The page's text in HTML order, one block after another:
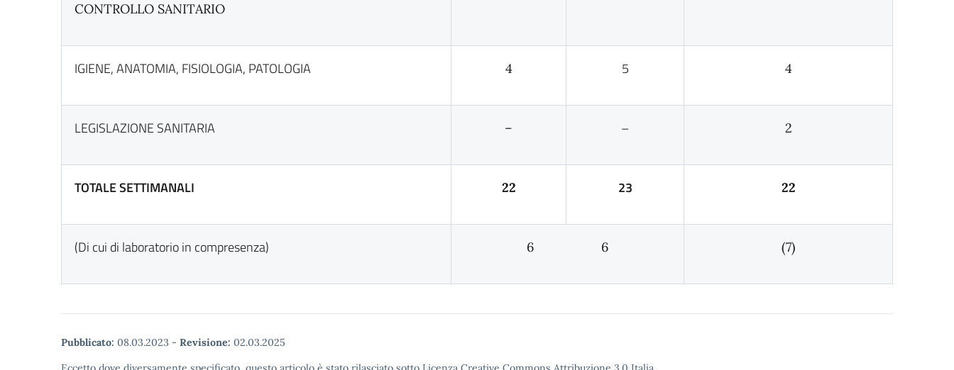
CONTROLLO SANITARIO
IGIENE, ANATOMIA, FISIOLOGIA, PATOLOGIA 4 5 4
LEGISLAZIONE SANITARIA – – 2
TOTALE SETTIMANALI 22 23 22
(Di cui di laboratorio in compresenza) 6 6 (7)
Pubblicato: 08.03.2023 - Revisione: 02.03.2025